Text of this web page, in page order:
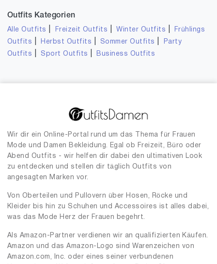
Outfits Kategorien
Alle Outfits Freizeit Outfits |Winter Outfits
Frühlings
Outfits
Herbst Outfits Sommer Outfits
Party
Outfits
Sport Outfits Business Outfits
Wir dir ein Online-Portal rund um das Thema für Frauen
Mode und Damen Bekleidung. Egal ob Freizeit, Büro oder
Abend Outfits - wir helfen dir dabei den ultimativen Look
zu entdecken und stellen dir täglich Outfits von
angesagten Marken vor.
Von Oberteilen und Pullovern über Hosen, Röcke und
Kleider bis hin zu Schuhen und Accessoires ist alles dabei,
was das Mode Herz der Frauen begehrt.
Als Amazon-Partner verdienen wir an qualifizierten Käufen.
Amazon und das Amazon-Logo sind Warenzeichen von
Amazon.com, Inc. oder eines seiner verbundenen